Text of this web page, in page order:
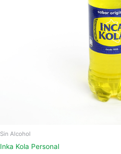
Sin Alcohol
Inka Kola Personal